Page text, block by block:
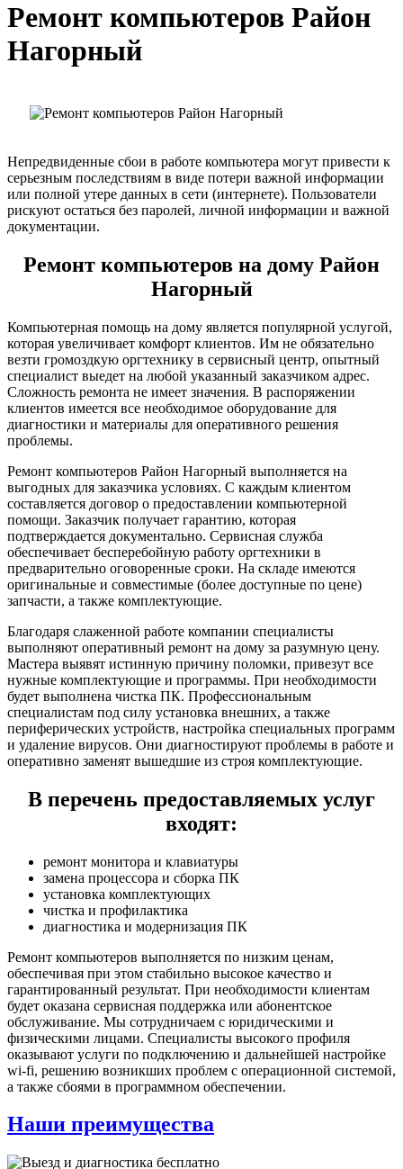
Ремонт компьютеров Район
Нагорный
Непредвиденные сбои в работе компьютера могут привести к
серьезным последствиям в виде потери важной информации
или полной утере данных в сети (интернете). Пользователи
рискуют остаться без паролей, личной информации и важной
документации.
Ремонт компьютеров на дому Район
Нагорный
Компьютерная помощь на дому является популярной услугой,
которая увеличивает комфорт клиентов. Им не обязательно
везти громоздкую оргтехнику в сервисный центр, опытный
специалист выедет на любой указанный заказчиком адрес.
Сложность ремонта не имеет значения. В распоряжении
клиентов имеется все необходимое оборудование для
диагностики и материалы для оперативного решения
проблемы.
Ремонт компьютеров Район Нагорный выполняется на
выгодных для заказчика условиях. С каждым клиентом
составляется договор о предоставлении компьютерной
помощи. Заказчик получает гарантию, которая
подтверждается документально. Сервисная служба
обеспечивает бесперебойную работу оргтехники в
предварительно оговоренные сроки. На складе имеются
оригинальные и совместимые (более доступные по цене)
запчасти, а также комплектующие.
Благодаря слаженной работе компании специалисты
выполняют оперативный ремонт на дому за разумную цену.
Мастера выявят истинную причину поломки, привезут все
нужные комплектующие и программы. При необходимости
будет выполнена чистка ПК. Профессиональным
специалистам под силу установка внешних, а также
периферических устройств, настройка специальных программ
и удаление вирусов. Они диагностируют проблемы в работе и
оперативно заменят вышедшие из строя комплектующие.
В перечень предоставляемых услуг
входят:
ремонт монитора и клавиатуры
замена процессора и сборка ПК
установка комплектующих
чистка и профилактика
диагностика и модернизация ПК
Ремонт компьютеров выполняется по низким ценам,
обеспечивая при этом стабильно высокое качество и
гарантированный результат. При необходимости клиентам
будет оказана сервисная поддержка или абонентское
обслуживание. Мы сотрудничаем с юридическими и
физическими лицами. Специалисты высокого профиля
оказывают услуги по подключению и дальнейшей настройке
wi-fi, решению возникших проблем с операционной системой,
а также сбоями в программном обеспечении.
Наши преимущества